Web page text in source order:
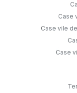
Case
Case vile
Case